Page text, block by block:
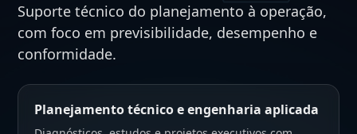
Suporte técnico do planejamento à operação,
com foco em previsibilidade, desempenho e
conformidade.
Planejamento técnico e engenharia aplicada